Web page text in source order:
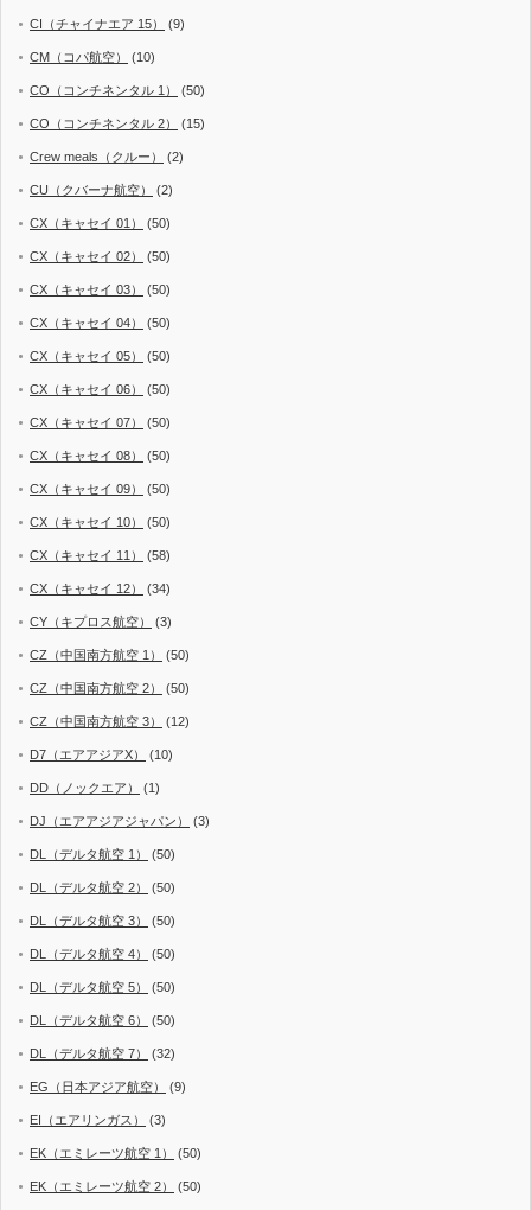
CI（チャイナエア 15） (9)
CM（コパ航空） (10)
CO（コンチネンタル 1） (50)
CO（コンチネンタル 2） (15)
Crew meals（クルー） (2)
CU（クバーナ航空） (2)
CX（キャセイ 01） (50)
CX（キャセイ 02） (50)
CX（キャセイ 03） (50)
CX（キャセイ 04） (50)
CX（キャセイ 05） (50)
CX（キャセイ 06） (50)
CX（キャセイ 07） (50)
CX（キャセイ 08） (50)
CX（キャセイ 09） (50)
CX（キャセイ 10） (50)
CX（キャセイ 11） (58)
CX（キャセイ 12） (34)
CY（キプロス航空） (3)
CZ（中国南方航空 1） (50)
CZ（中国南方航空 2） (50)
CZ（中国南方航空 3） (12)
D7（エアアジアX） (10)
DD（ノックエア） (1)
DJ（エアアジアジャパン） (3)
DL（デルタ航空 1） (50)
DL（デルタ航空 2） (50)
DL（デルタ航空 3） (50)
DL（デルタ航空 4） (50)
DL（デルタ航空 5） (50)
DL（デルタ航空 6） (50)
DL（デルタ航空 7） (32)
EG（日本アジア航空） (9)
EI（エアリンガス） (3)
EK（エミレーツ航空 1） (50)
EK（エミレーツ航空 2） (50)